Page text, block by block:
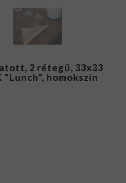
2 rétegű, 33x33
"Lunch", homokszín